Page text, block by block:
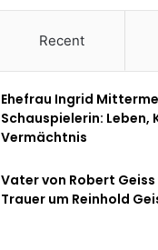
Recent
Ehefrau Ingrid
Schauspielerin: Leben,
Vermächtnis
Vater von Robert
Trauer um Reinhold